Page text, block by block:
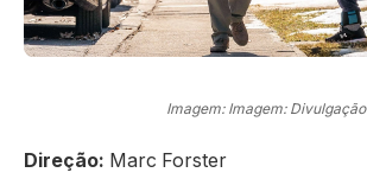
Imagem: Imagem: Divulgação
Direção: Marc Forster